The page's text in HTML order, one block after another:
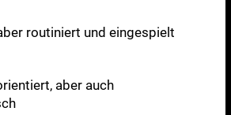
routiniert und eingespielt
aber auch